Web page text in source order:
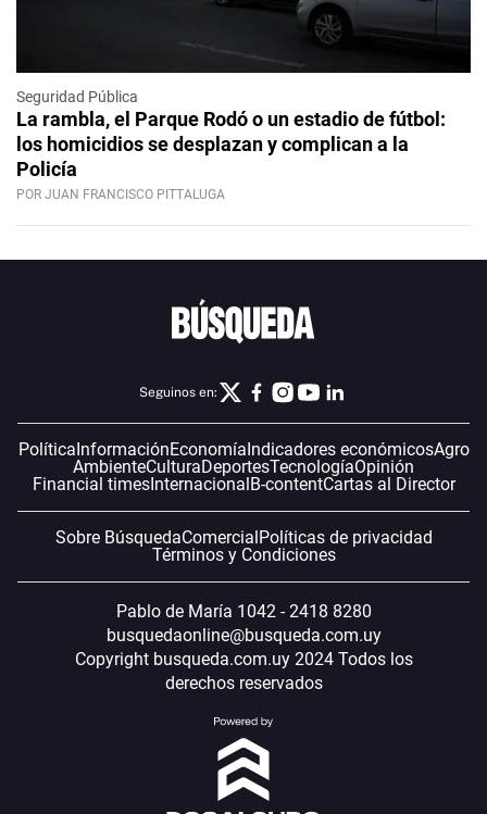
Seguridad Pública
La rambla, el Parque Rodó o un estadio de fútbol:
los homicidios se desplazan y complican a la
Policía
POR JUAN FRANCISCO PITTALUGA
Seguinos en:
Política InformaciónEconomía Indicadores económicosAgro
AmbienteCulturaDeportesTecnologíaOpinión
Financial timesInternacional B-contentCartas al Director
Sobre BúsquedaComercial Políticas de privacidad
Términos y Condiciones
Pablo de María 1042 - 2418 8280
busquedaonline@busqueda.com.uy
Copyright busqueda.com.uy 2024 Todos los
derechos reservados